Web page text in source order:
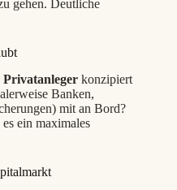
gehen. Deutliche
Privatanleger konzipiert
Banken,
mit an Bord?
ein maximales